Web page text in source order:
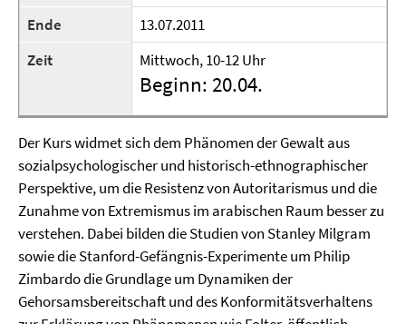
Ende
13.07.2011
Zeit
Mittwoch, 10-12 Uhr
Beginn: 20.04.
Der Kurs widmet sich dem Phänomen der Gewalt aus
sozialpsychologischer und historisch-ethnographischer
Perspektive, um die Resistenz von Autoritarismus und die
Zunahme von Extremismus im arabischen Raum besser zu
verstehen. Dabei bilden die Studien von Stanley Milgram
sowie die Stanford-Gefängnis-Experimente um Philip
Zimbardo die Grundlage um Dynamiken der
Gehorsamsbereitschaft und des Konformitätsverhaltens